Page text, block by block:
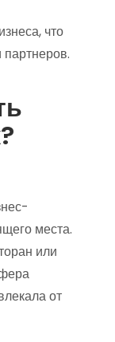
что
места.
или
от